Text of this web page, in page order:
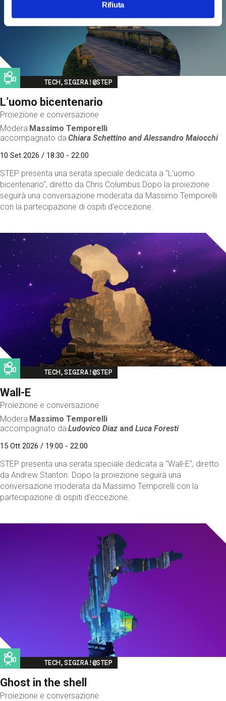
Rifiuta
Image
TECH,SIGIRA!@STEP
L’uomo bicentenario
Proiezione e conversazione
Modera Massimo Temporelli
accompagnato da Chiara Schettino andAlessandro Maiocchi
10 Set 2026 / 18:30 - 22:00
STEP presenta una serata speciale dedicata a "L’uomo
bicentenario", diretto da Chris Columbus.Dopo la proiezione
seguirà una conversazione moderata da Massimo Temporelli
con la partecipazione di ospiti d'eccezione.
Image
TECH,SIGIRA!@STEP
Wall-E
Proiezione e conversazione
Modera Massimo Temporelli
accompagnato da Ludovico Diaz andLuca Foresti
15 Ott 2026 / 19:00 - 22:00
STEP presenta una serata speciale dedicata a "Wall-E", diretto
da Andrew Stanton. Dopo la proiezione seguirà una
conversazione moderata da Massimo Temporelli con la
partecipazione di ospiti d'eccezione.
Image
TECH,SIGIRA!@STEP
Ghost in the shell
Proiezione e conversazione